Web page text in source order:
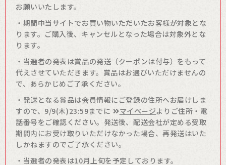
お願いいたします。
・期間中当サイトでお買い物いただいたお客様が対象とな
ります。ご購入後、キャンセルとなった場合は対象外とな
ります。
・当選者の発表は賞品の発送（クーポンは付与）をもって
代えさせていただきます。賞品はお選びいただけませんの
で、あらかじめご了承ください。
・発送となる賞品は会員情報にご登録の住所へお届けしま
すので、9/9(木)23:59までに
マイページよりご住所・電
話番号をご確認ください。発送後、配送会社が定める受取
期間内にお受け取りいただけなかった場合、再発送はいた
しかねますのでご了承ください。
・当選者の発表は10月上旬を予定しております。